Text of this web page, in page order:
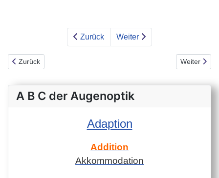
Zurück Weiter
Vorheriger Beitrag: Die Brille in verschiedenen Sehsituationen
Zurück Nächster
Weiter
A B C der Augenoptik
Adaption
Addition
Akkommodation